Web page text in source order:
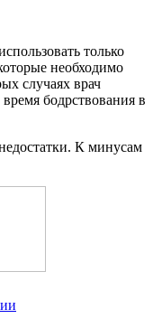
только
необходимо
случаях врач
бодрствования в
К минусам